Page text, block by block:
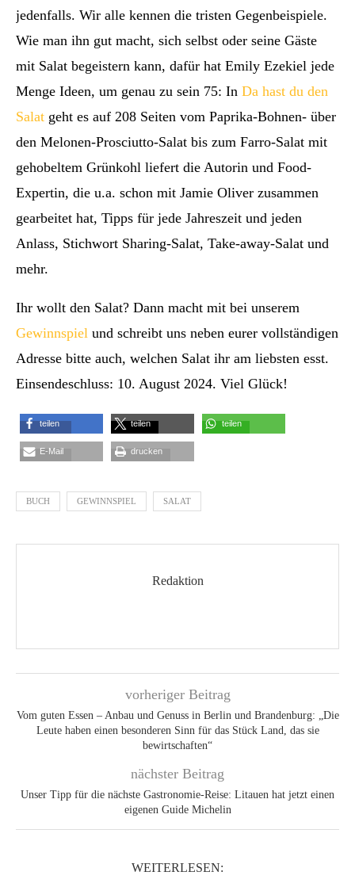
jedenfalls. Wir alle kennen die tristen Gegenbeispiele.
Wie man ihn gut macht, sich selbst oder seine Gäste
mit Salat begeistern kann, dafür hat Emily Ezekiel jede
Menge Ideen, um genau zu sein 75: In Da hast du den
Salat geht es auf 208 Seiten vom Paprika-Bohnen- über
den Melonen-Prosciutto-Salat bis zum Farro-Salat mit
gehobeltem Grünkohl liefert die Autorin und Food-
Expertin, die u.a. schon mit Jamie Oliver zusammen
gearbeitet hat, Tipps für jede Jahreszeit und jeden
Anlass, Stichwort Sharing-Salat, Take-away-Salat und
mehr.
Ihr wollt den Salat? Dann macht mit bei unserem
Gewinnspiel und schreibt uns neben eurer vollständigen
Adresse bitte auch, welchen Salat ihr am liebsten esst.
Einsendeschluss: 10. August 2024. Viel Glück!
teilen teilen teilen
E-Mail drucken
BUCH GEWINNSPIEL SALAT
Redaktion
vorheriger Beitrag
Vom guten Essen – Anbau und Genuss in Berlin und Brandenburg: „Die
Leute haben einen besonderen Sinn für das Stück Land, das sie
bewirtschaften“
nächster Beitrag
Unser Tipp für die nächste Gastronomie-Reise: Litauen hat jetzt einen
eigenen Guide Michelin
WEITERLESEN: